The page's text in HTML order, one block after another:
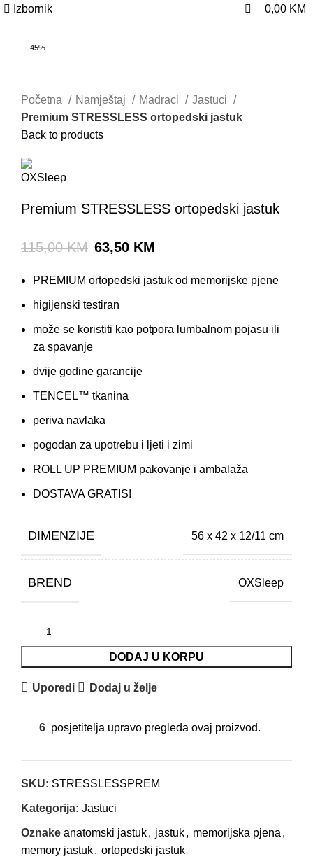
Izbornik 0,00 KM
-45%
Početna Namještaj Madraci
Jastuci
Premium STRESSLESS ortopedski jastuk
Back to products
Premium STRESSLESS ortopedski jastuk
115,00KM 63,50 KM
PREMIUM ortopedski jastuk od memorijske pjene
higijenski testiran
može se koristiti kao potpora lumbalnom pojasu ili
za spavanje
dvije godine garancije
TENCEL™ tkanina
periva navlaka
pogodan za upotrebu i ljeti i zimi
ROLL UP PREMIUM pakovanje i ambalaža
DOSTAVA GRATIS!
DIMENZIJE 56 x 42 x 12/11 cm
BREND OXSleep
DODAJ U KORPU
Uporedi Dodaj u želje
6 posjetitelja upravo pregleda ovaj proizvod.
SKU: STRESSLESSPREM
Kategorija: Jastuci
Oznake anatomski jastuk, jastuk, memorijska pjena ,
memory jastuk, ortopedski jastuk